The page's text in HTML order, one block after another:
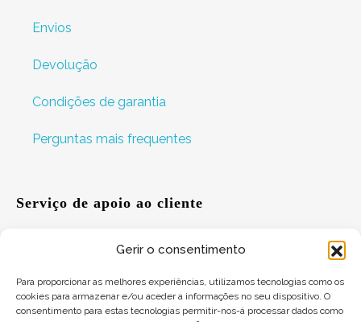
Gerir o consentimento
Para proporcionar as melhores experiências, utilizamos tecnologias como os
cookies para armazenar e/ou aceder a informações no seu dispositivo. O
consentimento para estas tecnologias permitir-nos-á processar dados como
Envios
Devolução
Condições de garantia
Perguntas mais frequentes
Serviço de apoio ao cliente
Sugestões